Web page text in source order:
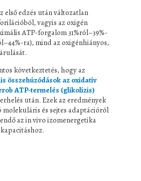
első edzés után változatlan
vagyis az oxigén
ATP-forgalom 31%ról–39%-
ra), mind az oxigénhiányos,
következtetés, hogy az
összehúzódások az oxidatív
ATP-termelés (glikolízis)
után. Ezek az eredmények
és sejtes adaptációról
az in vivo izomenergetika